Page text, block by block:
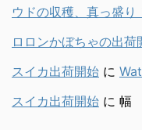
ウドの収穫、真っ盛り
ロロンかぼちゃの出荷
スイカ出荷開始 に
スイカ出荷開始 に 幅